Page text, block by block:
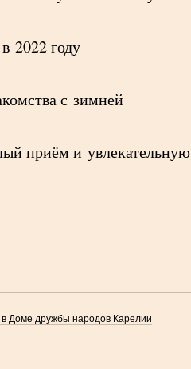
2022 году
с зимней
приём и увлекательную
Доме дружбы народов Карелии